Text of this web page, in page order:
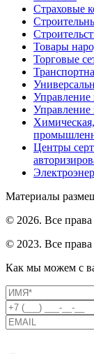
Страховые
Товары
Торговые
Центры
Материалы
© 2026. Все
© 2023. Все
Как мы можем с